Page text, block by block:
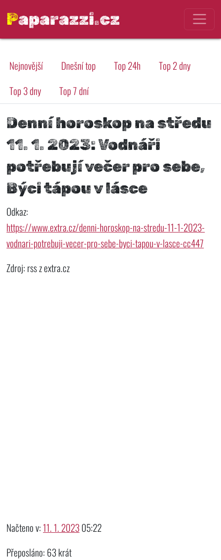
Paparazzi.cz
Nejnovější Dnešní top Top 24h
Top 2 dny
Top 3 dny
Top 7 dní
Denní horoskop na středu
11. 1. 2023: Vodnáři
potřebují večer pro sebe,
Býci tápou v lásce
Odkaz:
https://www.extra.cz/denni-horoskop-na-stredu-11-1-2023-
vodnari-potrebuji-vecer-pro-sebe-byci-tapou-v-lasce-cc447
Zdroj: rss z extra.cz
Načteno v:11. 1. 202305:22
Přeposláno: 63 krát